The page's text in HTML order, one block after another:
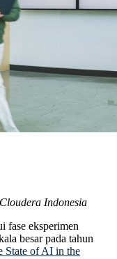
Indonesia
fase eksperimen
besar pada tahun
State of AI in the